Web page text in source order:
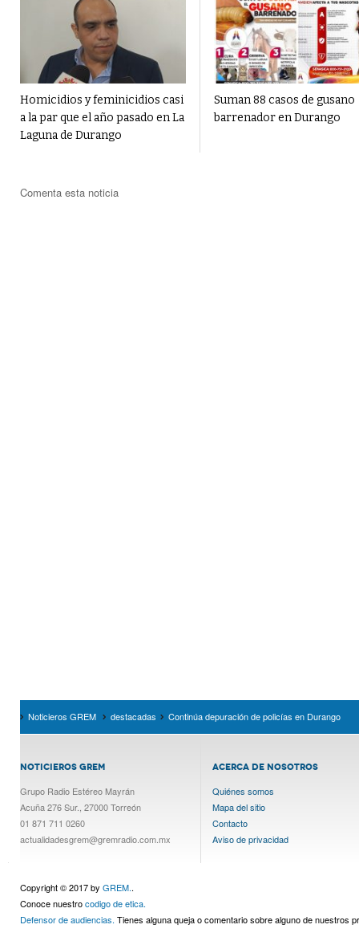
Homicidios y feminicidios casi
a la par que el año pasado en La
Laguna de Durango
Suman 88 casos de gusano
barrenador en Durango
Comenta esta noticia
Noticieros GREM destacadas Continúa depuración de policías en Durango
NOTICIEROS GREM
Grupo Radio Estéreo Mayrán
Acuña 276 Sur., 27000 Torreón
01 871 711 0260
actualidadesgrem@gremradio.com.mx
ACERCA DE NOSOTROS
Quiénes somos
Mapa del sitio
Contacto
Aviso de privacidad
Copyright © 2017 by GREM..
Conoce nuestrocodigo de etica.
Defensor de audiencias. Tienes alguna queja o comentario sobre alguno de nuestros